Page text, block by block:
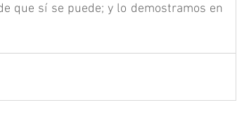
que sí se puede; y lo demostramos en